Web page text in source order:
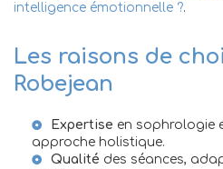
intelligence émotionnelle ?.
Les raisons de
Robejean
Expertise en sophrologie
approche holistique.
Qualité des séances,